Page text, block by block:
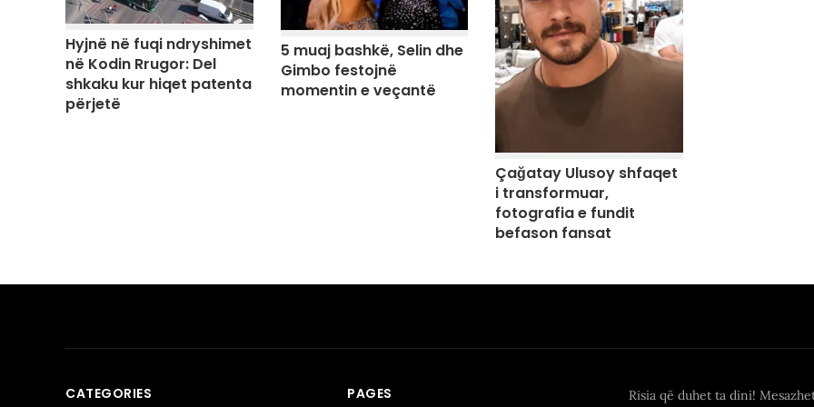
Hyjnë në fuqi ndryshimet
në Kodin Rrugor: Del
shkaku kur hiqet patenta
përjetë
5 muaj bashkë, Selin dhe
Gimbo festojnë
momentin e veçantë
Çağatay Ulusoy shfaqet
i transformuar,
fotografia e fundit
befason fansat
CATEGORIES PAGES Risia që duhet ta dini!